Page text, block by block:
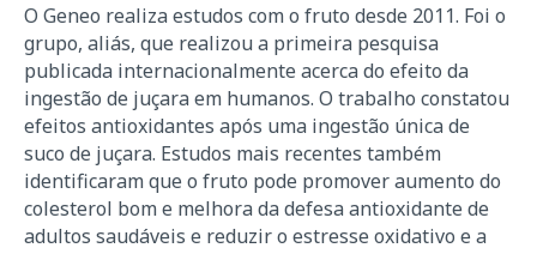
O Geneo realiza estudos com o fruto desde 2011. Foi o
grupo, aliás, que realizou a primeira pesquisa
publicada internacionalmente acerca do efeito da
ingestão de juçara em humanos. O trabalho constatou
efeitos antioxidantes após uma ingestão única de
suco de juçara. Estudos mais recentes também
identificaram que o fruto pode promover aumento do
colesterol bom e melhora da defesa antioxidante de
adultos saudáveis e reduzir o estresse oxidativo e a